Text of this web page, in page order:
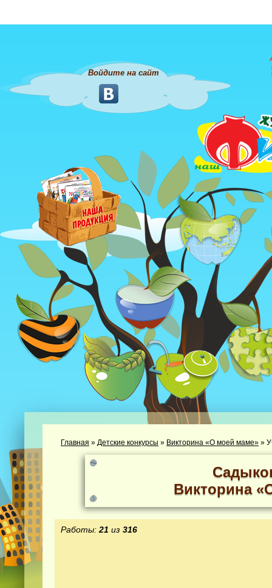
Войдите на сайт
Главная » Детские конкурсы » Викторина «О моей маме» »
Викторина
Работы: 21 из 316